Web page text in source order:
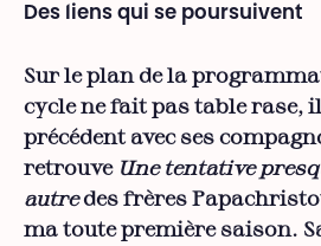
Des liens qui se poursuivent
Sur le plan de la
cycle ne fait pas table rase,
précédent avec ses
retrouve Une tentative
autredes frères
ma toute première saison.